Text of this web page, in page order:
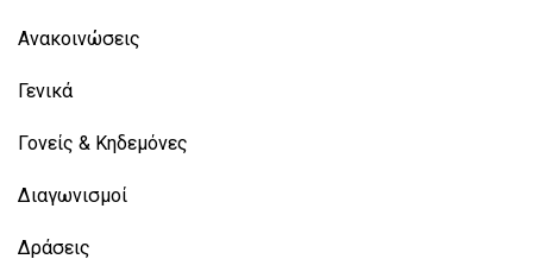
Ανακοινώσεις
Γενικά
Γονείς & Κηδεμόνες
Διαγωνισμοί
Δράσεις